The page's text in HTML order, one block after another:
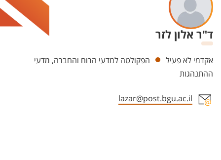
ד"ר אלון לזר
Departments
אקדמי לא פעיל
הפקולטה למדעי הרוח והחברה, מדעי
ההתנהגות
lazar@post.bgu.ac.il